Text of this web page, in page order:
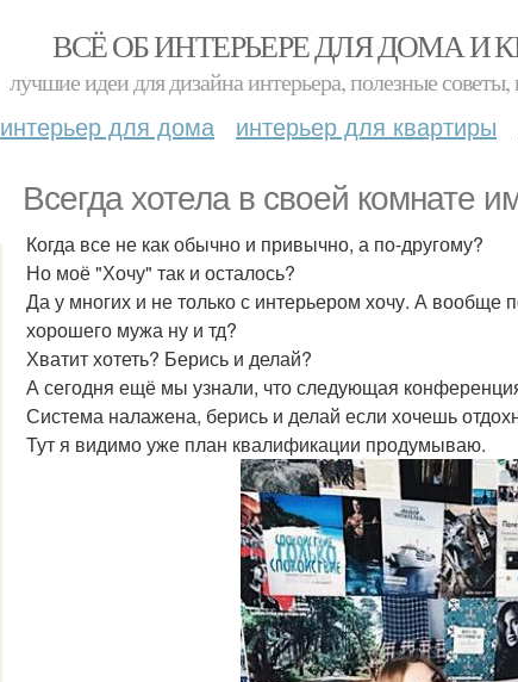
ВСЁ ОБ ИНТЕРЬЕРЕ ДЛЯ ДОМА И
лучшие идеи для дизайна интерьера, полезные советы,
интерьер для дома интерьер для квартиры
Всегда хотела в своей комнате
Когда все не как обычно и привычно, а по-другому?
Но моё "Хочу" так и осталось?
Да у многих и не только с интерьером хочу. А вообще
хорошего мужа ну и тд?
Хватит хотеть? Берись и делай?
А сегодня ещё мы узнали, что следующая
Система налажена, берись и делай если хочешь
Тут я видимо уже план квалификации продумываю.